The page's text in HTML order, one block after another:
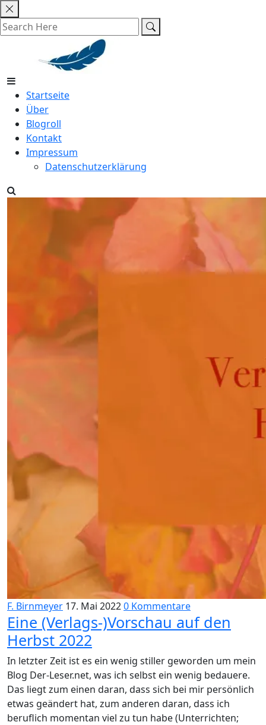
Skip
to
content
Startseite
Über
Blogroll
Kontakt
Impressum
Datenschutzerklärung
F. Birnmeyer 17. Mai 20220 Kommentare
Eine (Verlags-)Vorschau auf den
Herbst 2022
In letzter Zeit ist es ein wenig stiller geworden um mein
Blog Der-Leser.net, was ich selbst ein wenig bedauere.
Das liegt zum einen daran, dass sich bei mir persönlich
etwas geändert hat, zum anderen daran, dass ich
beruflich momentan viel zu tun habe (Unterrichten;